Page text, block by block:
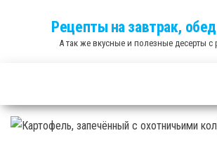
Рецепты на завтрак,
А так же вкусные и полезные десерты с